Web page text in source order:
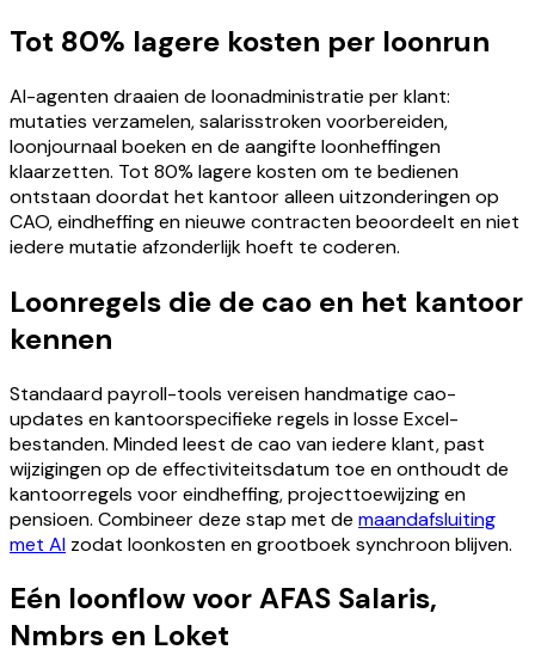
Tot 80% lagere kosten per loonrun
AI-agenten draaien de loonadministratie per klant:
mutaties verzamelen, salarisstroken voorbereiden,
loonjournaal boeken en de aangifte loonheffingen
klaarzetten. Tot 80% lagere kosten om te bedienen
ontstaan doordat het kantoor alleen uitzonderingen op
CAO, eindheffing en nieuwe contracten beoordeelt en niet
iedere mutatie afzonderlijk hoeft te coderen.
Loonregels die de cao en het kantoor
kennen
Standaard payroll-tools vereisen handmatige cao-
updates en kantoorspecifieke regels in losse Excel-
bestanden. Minded leest de cao van iedere klant, past
wijzigingen op de effectiviteitsdatum toe en onthoudt de
kantoorregels voor eindheffing, projecttoewijzing en
pensioen. Combineer deze stap met de maandafsluiting
met AI zodat loonkosten en grootboek synchroon blijven.
Eén loonflow voor AFAS Salaris,
Nmbrs en Loket